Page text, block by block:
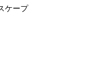
ケープ